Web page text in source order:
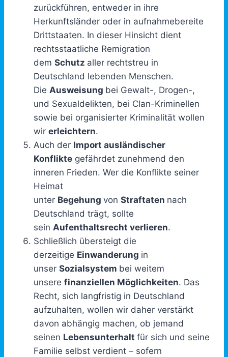
zurückführen, entweder in ihre
Herkunftsländer oder in aufnahmebereite
Drittstaaten. In dieser Hinsicht dient
rechtsstaatliche Remigration
dem Schutz aller rechtstreu in
Deutschland lebenden Menschen.
Die Ausweisung bei Gewalt-, Drogen-,
und Sexualdelikten, bei Clan-Kriminellen
sowie bei organisierter Kriminalität wollen
wir erleichtern.
Auch der Import ausländischer
Konflikte gefährdet zunehmend den
inneren Frieden. Wer die Konflikte seiner
Heimat
unter Begehung von Straftaten nach
Deutschland trägt, sollte
sein Aufenthaltsrecht verlieren.
Schließlich übersteigt die
derzeitige Einwanderung in
unser Sozialsystem bei weitem
unsere finanziellen Möglichkeiten. Das
Recht, sich langfristig in Deutschland
aufzuhalten, wollen wir daher verstärkt
davon abhängig machen, ob jemand
seinen Lebensunterhalt für sich und seine
Familie selbst verdient – sofern